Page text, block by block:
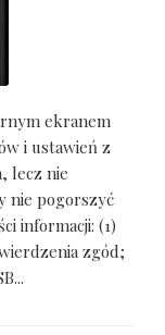
ekranem
i ustawień z
lecz nie
nie pogorszyć
informacji: (1)
zgód;